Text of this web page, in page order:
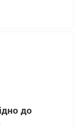
до